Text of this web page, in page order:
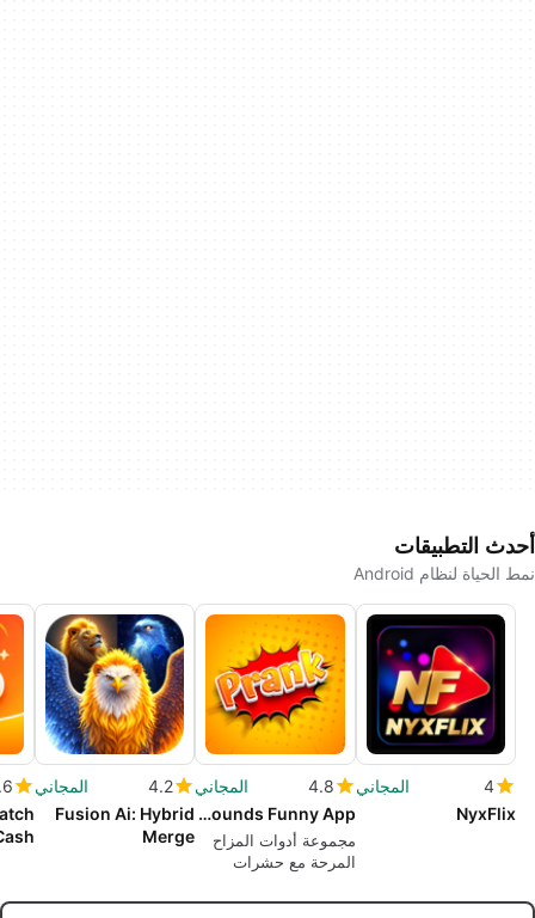
أحدث التطبيقات
نمط الحياة لنظام Android
4
المجاني
NyxFlix
4.8
المجاني
Brrap Prank Sounds Funny App
مجموعة أدوات المزاح
المرحة مع حشرات
الواقعية
4.2
المجاني
Fusion Ai: Hybrid
Merge